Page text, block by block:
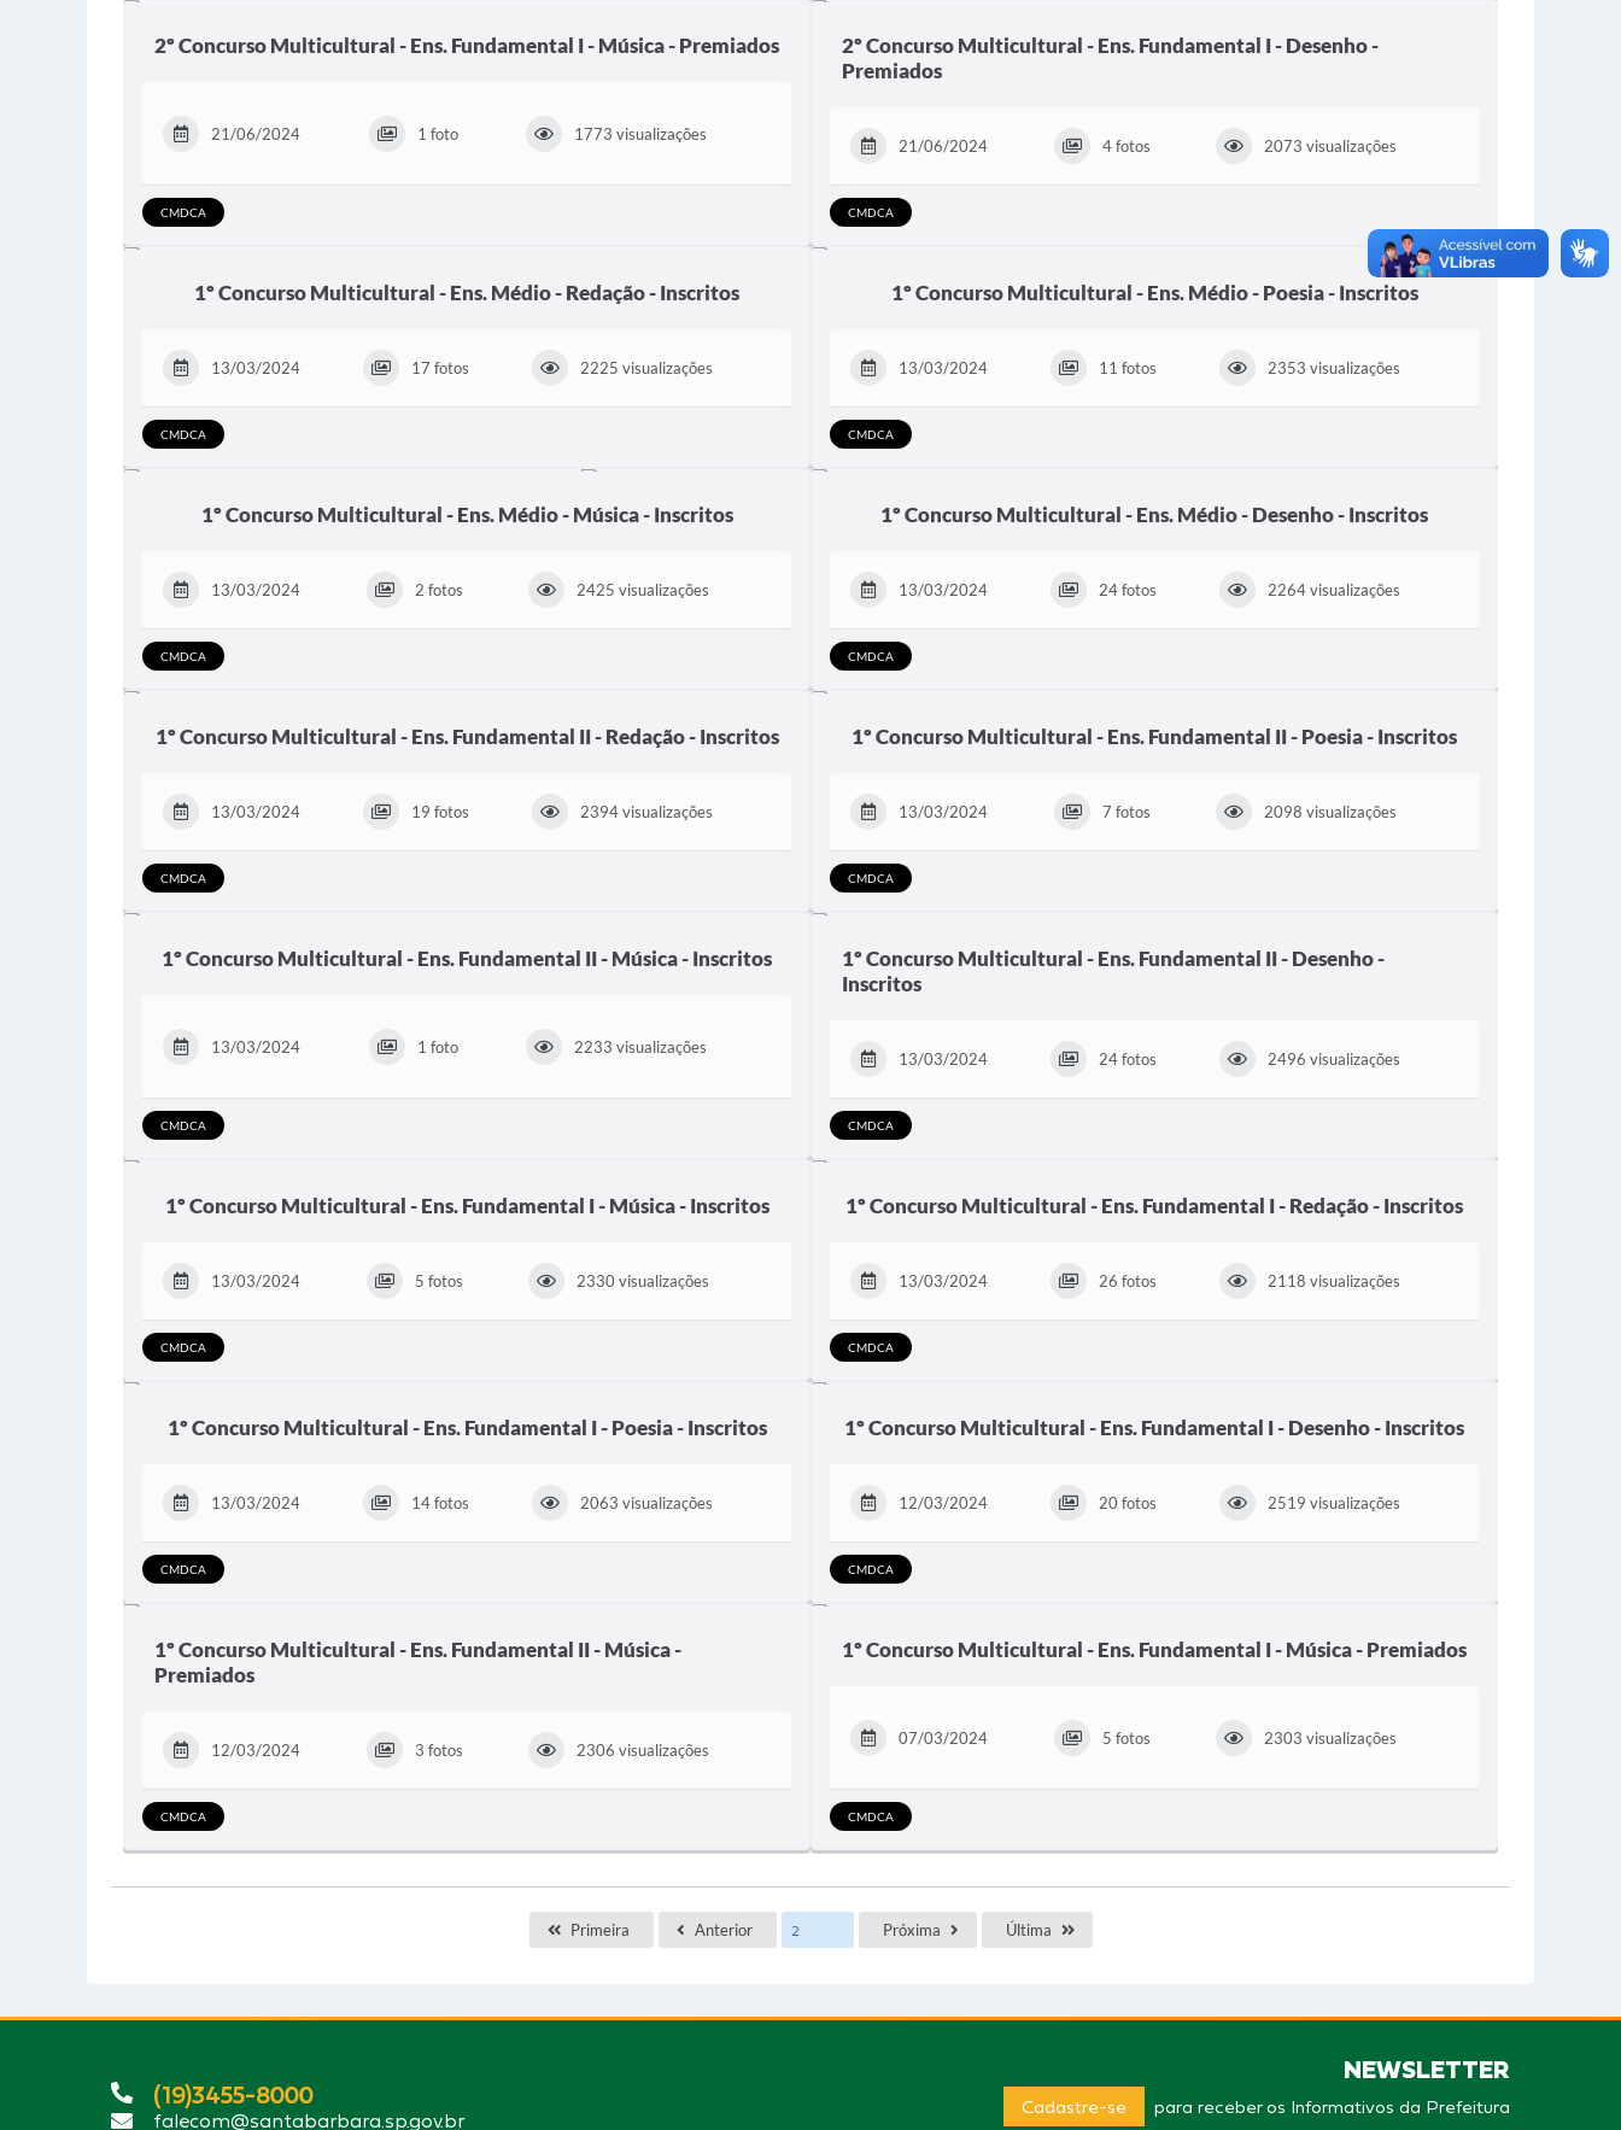
2º Concurso Multicultural - Ens. Fundamental I - Música - Premiados
21/06/2024 1 foto 1773 visualizações
CMDCA
2º Concurso Multicultural - Ens. Fundamental I - Desenho -
Premiados
21/06/2024 4 fotos 2073 visualizações
CMDCA
1º Concurso Multicultural - Ens. Médio - Redação - Inscritos
13/03/2024 17 fotos 2225 visualizações
CMDCA
1º Concurso Multicultural - Ens. Médio - Poesia - Inscritos
13/03/2024 11 fotos 2353 visualizações
CMDCA
1º Concurso Multicultural - Ens. Médio - Música - Inscritos
13/03/2024 2 fotos 2425 visualizações
CMDCA
1º Concurso Multicultural - Ens. Médio - Desenho - Inscritos
13/03/2024 24 fotos 2264 visualizações
CMDCA
1º Concurso Multicultural - Ens. Fundamental II - Redação - Inscritos
13/03/2024 19 fotos 2394 visualizações
CMDCA
1º Concurso Multicultural - Ens. Fundamental II - Poesia - Inscritos
13/03/2024 7 fotos 2098 visualizações
CMDCA
1º Concurso Multicultural - Ens. Fundamental II - Música - Inscritos
13/03/2024 1 foto 2233 visualizações
CMDCA
1º Concurso Multicultural - Ens. Fundamental II - Desenho -
Inscritos
13/03/2024 24 fotos 2496 visualizações
CMDCA
1º Concurso Multicultural - Ens. Fundamental I - Música - Inscritos
13/03/2024 5 fotos 2330 visualizações
CMDCA
1º Concurso Multicultural - Ens. Fundamental I - Redação - Inscritos
13/03/2024 26 fotos 2118 visualizações
CMDCA
1º Concurso Multicultural - Ens. Fundamental I - Poesia - Inscritos
13/03/2024 14 fotos 2063 visualizações
CMDCA
1º Concurso Multicultural - Ens. Fundamental I - Desenho - Inscritos
12/03/2024 20 fotos 2519 visualizações
CMDCA
1º Concurso Multicultural - Ens. Fundamental II - Música -
Premiados
12/03/2024 3 fotos 2306 visualizações
CMDCA
1º Concurso Multicultural - Ens. Fundamental I - Música - Premiados
07/03/2024 5 fotos 2303 visualizações
CMDCA
Primeira Anterior Próxima Última
(19)3455-8000
falecom@santabarbara.sp.gov.br
NEWSLETTER
Cadastre-se para receber os Informativos da Prefeitura